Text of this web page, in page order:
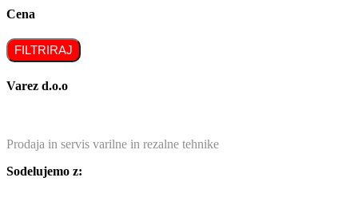
Cena
FILTRIRAJ
Varez d.o.o
Prodaja in servis varilne in rezalne tehnike
Sodelujemo z: